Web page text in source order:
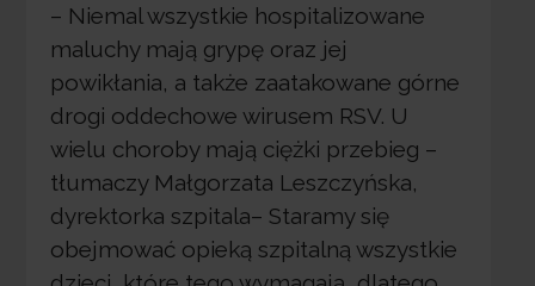
– Niemal wszystkie hospitalizowane
maluchy mają grypę oraz jej
powikłania, a także zaatakowane górne
drogi oddechowe wirusem RSV. U
wielu choroby mają ciężki przebieg –
tłumaczy Małgorzata Leszczyńska,
dyrektorka szpitala– Staramy się
obejmować opieką szpitalną wszystkie